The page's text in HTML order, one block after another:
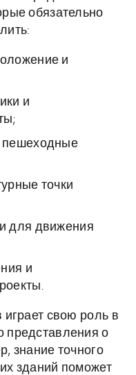
обязательно
и
и
пешеходные
точки
для движения
и
свою роль в
представления о
знание точного
зданий поможет